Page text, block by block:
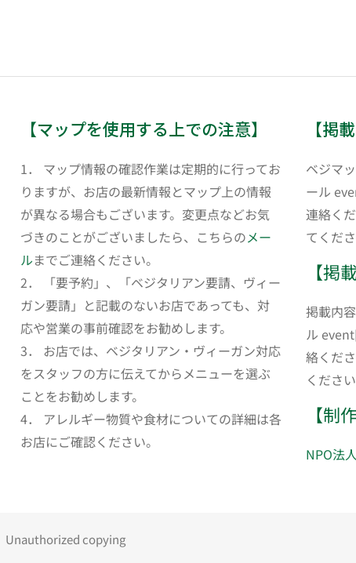
【マップを使用する上での注意】
1． マップ情報の確認作業は定期的に行ってお
りますが、お店の最新情報とマップ上の情報
が異なる場合もございます。変更点などお気
づきのことがございましたら、こちらのメー
ルまでご連絡ください。
2． 「要予約」、「ベジタリアン要請、ヴィー
ガン要請」と記載のないお店であっても、対
応や営業の事前確認をお勧めします。
3． お店では、ベジタリアン・ヴィーガン対応
をスタッフの方に伝えてからメニューを選ぶ
ことをお勧めします。
4． アレルギー物質や食材についての詳細は各
お店にご確認ください。
【掲
ベジマ
ール
連絡く
てくださ
【掲
掲載内
ル
絡くだ
ください
【制
NPO法
Unauthorized copying